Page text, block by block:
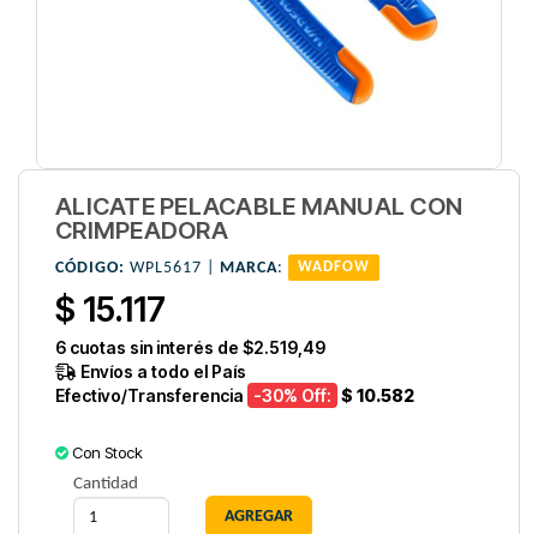
ALICATE PELACABLE MANUAL CON
CRIMPEADORA
CÓDIGO: WPL5617 | MARCA: WADFOW
$ 15.117
6 cuotas sin interés de $2.519,49
Envíos a todo el País
Efectivo/Transferencia -30% Off: $ 10.582
Con Stock
Cantidad